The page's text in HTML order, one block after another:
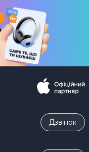
Дзвiнок